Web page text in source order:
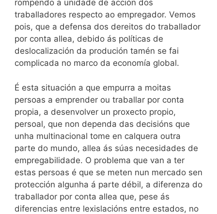
rompendo a unidade de acción dos
traballadores respecto ao empregador. Vemos
pois, que a defensa dos dereitos do traballador
por conta allea, debido ás políticas de
deslocalización da produción tamén se fai
complicada no marco da economía global.
É esta situación a que empurra a moitas
persoas a emprender ou traballar por conta
propia, a desenvolver un proxecto propio,
persoal, que non dependa das decisións que
unha multinacional tome en calquera outra
parte do mundo, allea ás súas necesidades de
empregabilidade. O problema que van a ter
estas persoas é que se meten nun mercado sen
protección algunha á parte débil, a diferenza do
traballador por conta allea que, pese ás
diferencias entre lexislacións entre estados, no